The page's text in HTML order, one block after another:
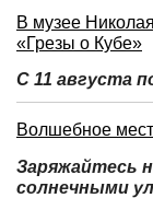
В музее
«Грезы о Кубе»
С 11 августа
Волшебное
Заряжайтесь
солнечными